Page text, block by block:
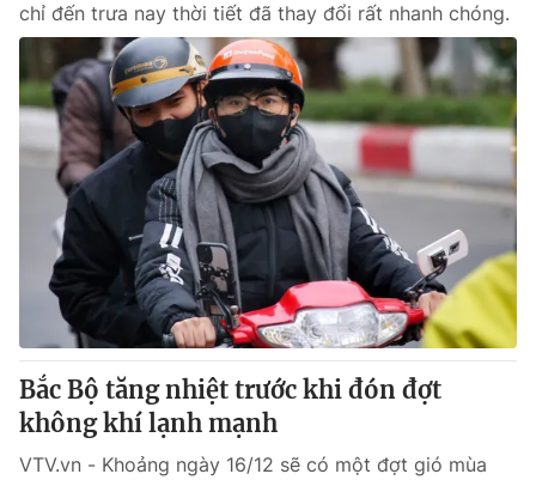
chỉ đến trưa nay thời tiết đã thay đổi rất nhanh chóng.
Bắc Bộ tăng nhiệt trước khi đón đợt
không khí lạnh mạnh
VTV.vn - Khoảng ngày 16/12 sẽ có một đợt gió mùa